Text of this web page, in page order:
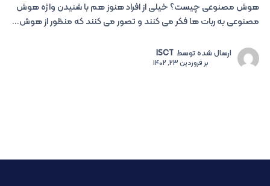
هوش مصنوعی چیست؟ خیلی از افراد هنوز هم با شنیدن واژه هوش
مصنوعی به ربات ها فکر می کنند و تصور می کنند که منظور از هوش...
ارسال شده توسط ISCT
برفروردین 23, 1402